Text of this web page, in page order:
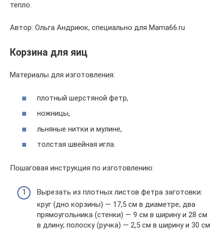
тепло.
Автор: Ольга Андриюк, специально для Mama66.ru
Корзина для яиц
Материалы для изготовления:
плотный шерстяной фетр,
ножницы,
льняные нитки и мулине,
толстая швейная игла.
Пошаговая инструкция по изготовлению:
Вырезать из плотных листов фетра заготовки:
круг (дно корзины) — 17,5 см в диаметре; два
прямоугольника (стенки) — 9 см в ширину и 28 см
в длину; полоску (ручка) — 2,5 см в ширину и 30 см